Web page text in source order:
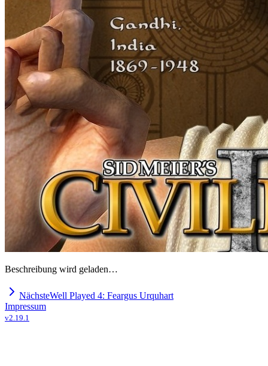
Beschreibung wird geladen…
NächsteWell Played 4: Feargus Urquhart
Impressum
v2.19.1